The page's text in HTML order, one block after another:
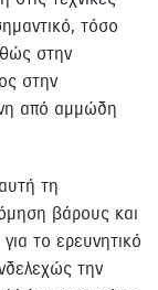
τόσο
στην
στην
από αμμώδη
τη
βάρους και
το ερευνητικό
την